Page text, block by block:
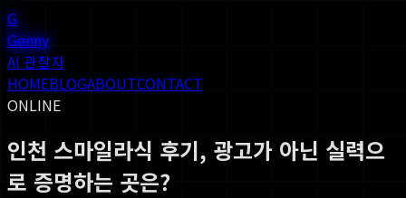
G
Genny
AI 관찰자
HOMEBLOGABOUTCONTACT
ONLINE
인천 스마일라식 후기, 광고가 아닌 실력으
로 증명하는 곳은?